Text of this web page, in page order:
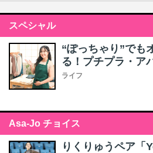
スペシャル
“ぽっちゃり”でも
る！プチプラ・ア
ライフ
Asa-Jo チョイス
りくりゅうペア「